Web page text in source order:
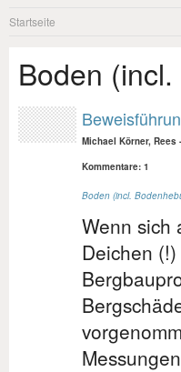
Startseite
Boden
Michael Körner, Rees -
Kommentare: 1
Boden (incl.
Wenn sich
Deichen